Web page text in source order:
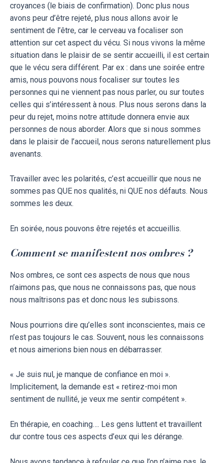
croyances (le biais de confirmation). Donc plus nous
avons peur d’être rejeté, plus nous allons avoir le
sentiment de l’être, car le cerveau va focaliser son
attention sur cet aspect du vécu. Si nous vivons la même
situation dans le plaisir de se sentir accueilli, il est certain
que le vécu sera différent. Par ex : dans une soirée entre
amis, nous pouvons nous focaliser sur toutes les
personnes qui ne viennent pas nous parler, ou sur toutes
celles qui s’intéressent à nous. Plus nous serons dans la
peur du rejet, moins notre attitude donnera envie aux
personnes de nous aborder. Alors que si nous sommes
dans le plaisir de l’accueil, nous serons naturellement plus
avenants.
Travailler avec les polarités, c’est accueillir que nous ne
sommes pas QUE nos qualités, ni QUE nos défauts. Nous
sommes les deux.
En soirée, nous pouvons être rejetés et accueillis.
Comment se manifestent nos ombres ?
Nos ombres, ce sont ces aspects de nous que nous
n’aimons pas, que nous ne connaissons pas, que nous
nous maîtrisons pas et donc nous les subissons.
Nous pourrions dire qu’elles sont inconscientes, mais ce
n’est pas toujours le cas. Souvent, nous les connaissons
et nous aimerions bien nous en débarrasser.
« Je suis nul, je manque de confiance en moi ».
Implicitement, la demande est « retirez-moi mon
sentiment de nullité, je veux me sentir compétent ».
En thérapie, en coaching…. Les gens luttent et travaillent
dur contre tous ces aspects d’eux qui les dérange.